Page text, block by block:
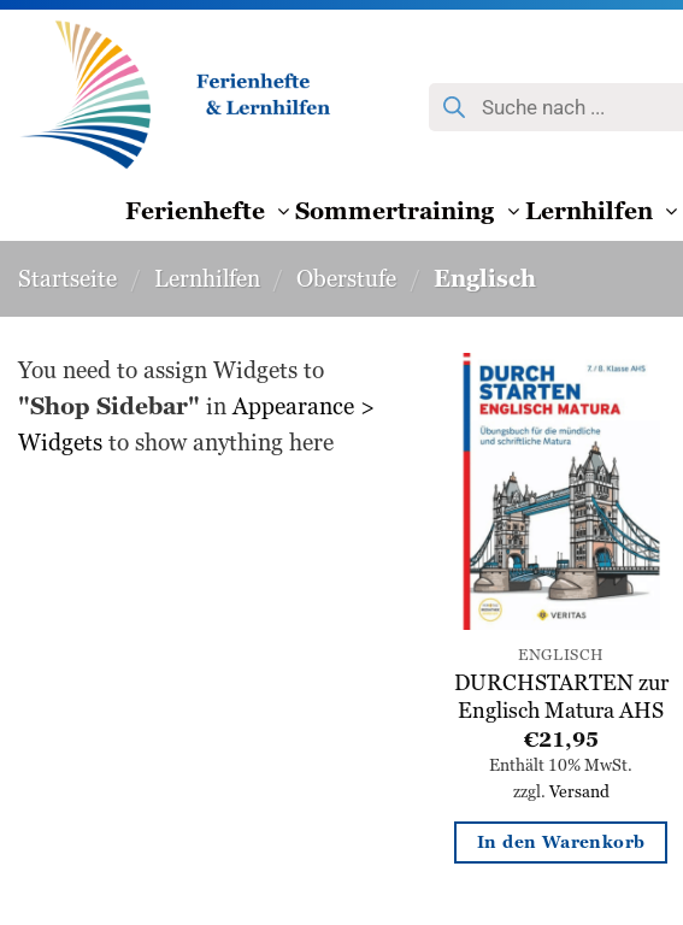
Zum
springen
Products
search
Ferienhefte Sommertraining Lernhilfen
Startseite / Lernhilfen / Oberstufe / Englisch
You need to assign Widgets to
"Shop Sidebar" inAppearance >
Widgets to show anything here
Wunschliste
hinzufügen
ENGLISCH
DURCHSTARTEN zur
Englisch Matura AHS
€21,95
Enthält 10% MwSt.
zzgl.Versand
In den Warenkorb